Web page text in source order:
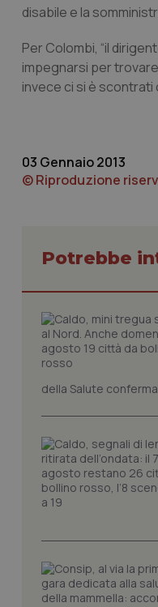
disabile e la
Per Colombi, “il
impegnarsi per
invece ci si è scontrati
03 Gennaio 2013
© Riproduzione
Potrebbe
della Salute